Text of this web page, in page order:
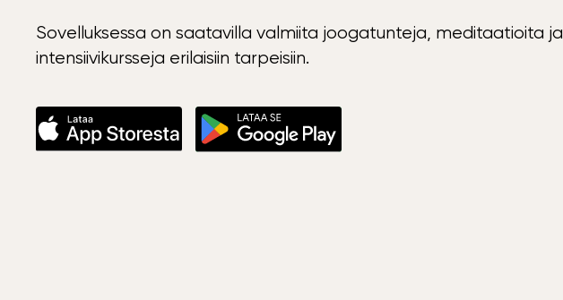
Sovelluksessa on saatavilla valmiita joogatunteja, meditaatioita ja
intensiivikursseja erilaisiin tarpeisiin.